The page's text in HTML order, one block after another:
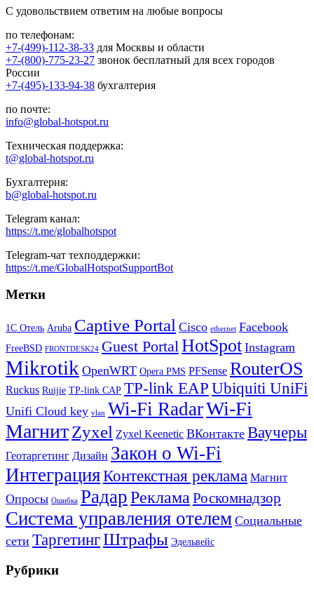
С удовольствием ответим на любые вопросы
по телефонам:
+7-(499)-112-38-33 для Москвы и области
+7-(800)-775-23-27 звонок бесплатный для всех городов
России
+7-(495)-133-94-38 бухгалтерия
по почте:
info@global-hotspot.ru
Техническая поддержка:
t@global-hotspot.ru
Бухгалтерия:
b@global-hotspot.ru
Telegram канал:
https://t.me/globalhotspot
Telegram-чат техподдержки:
https://t.me/GlobalHotspotSupportBot
Метки
1С Отель Aruba Captive Portal Cisco ethernet Facebook
FreeBSD FRONTDESK24 Guest PortalHotSpot Instagram
Mikrotik OpenWRT Opera PMS PFSense RouterOS
Ruckus Ruijie TP-link CAP TP-link EAP Ubiquiti UniFi
Unifi Cloud key vlan Wi-Fi RadarWi-Fi
МагнитZyxel Zyxel Keenetic ВКонтакте Ваучеры
Геотаргетинг Дизайн Закон о Wi-Fi
ИнтеграцияКонтекстная реклама Магнит
Опросы Ошибка РадарРеклама Роскомнадзор
Система управления отелем Социальные
сети ТаргетингШтрафы Эдельвейс
Рубрики